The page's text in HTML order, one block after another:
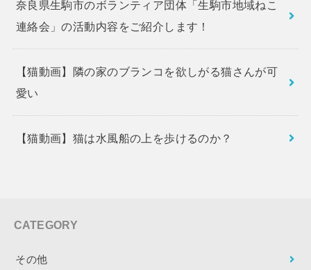
奈良県生駒市のボランティア団体「生駒市地域ねこ
連絡会」の活動内容をご紹介します！
【猫動画】隣の家のブランコを欲しがる猫さんが可
愛い
【猫動画】猫は水風船の上を歩けるのか？
CATEGORY
その他